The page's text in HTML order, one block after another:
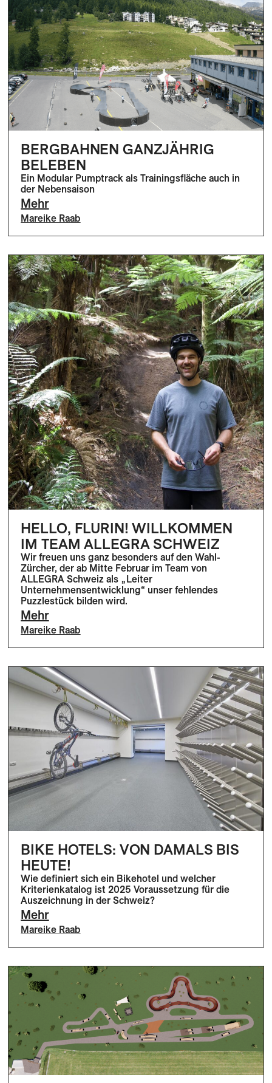
BERGBAHNEN GANZJÄHRIG
BELEBEN
Ein Modular Pumptrack als Trainingsfläche auch in
der Nebensaison
Mehr
Mareike Raab
HELLO, FLURIN! WILLKOMMEN
IM TEAM ALLEGRA SCHWEIZ
Wir freuen uns ganz besonders auf den Wahl-
Zürcher, der ab Mitte Februar im Team von
ALLEGRA Schweiz als „Leiter
Unternehmensentwicklung“ unser fehlendes
Puzzlestück bilden wird.
Mehr
Mareike Raab
BIKE HOTELS: VON DAMALS BIS
HEUTE!
Wie definiert sich ein Bikehotel und welcher
Kriterienkatalog ist 2025 Voraussetzung für die
Auszeichnung in der Schweiz?
Mehr
Mareike Raab